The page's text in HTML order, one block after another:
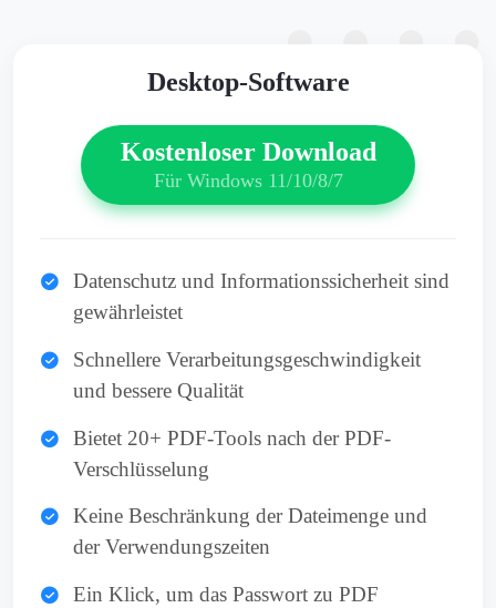
Desktop-Software
Kostenloser Download
Für Windows 11/10/8/7
Datenschutz und Informationssicherheit sind
gewährleistet
Schnellere Verarbeitungsgeschwindigkeit
und bessere Qualität
Bietet 20+ PDF-Tools nach der PDF-
Verschlüsselung
Keine Beschränkung der Dateimenge und
der Verwendungszeiten
Ein Klick, um das Passwort zu PDF